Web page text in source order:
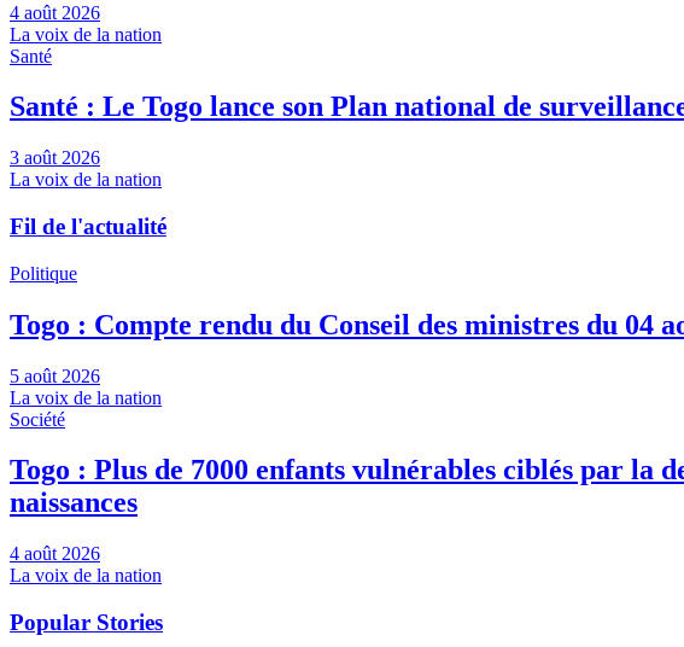
4 août 2026
La voix de la nation
Santé
Santé : Le Togo lance son Plan national de
3 août 2026
La voix de la nation
Fil de l'actualité
Politique
Togo : Compte rendu du Conseil des ministres du 04
5 août 2026
La voix de la nation
Société
Togo : Plus de 7000 enfants vulnérables ciblés par la
naissances
4 août 2026
La voix de la nation
Popular Stories